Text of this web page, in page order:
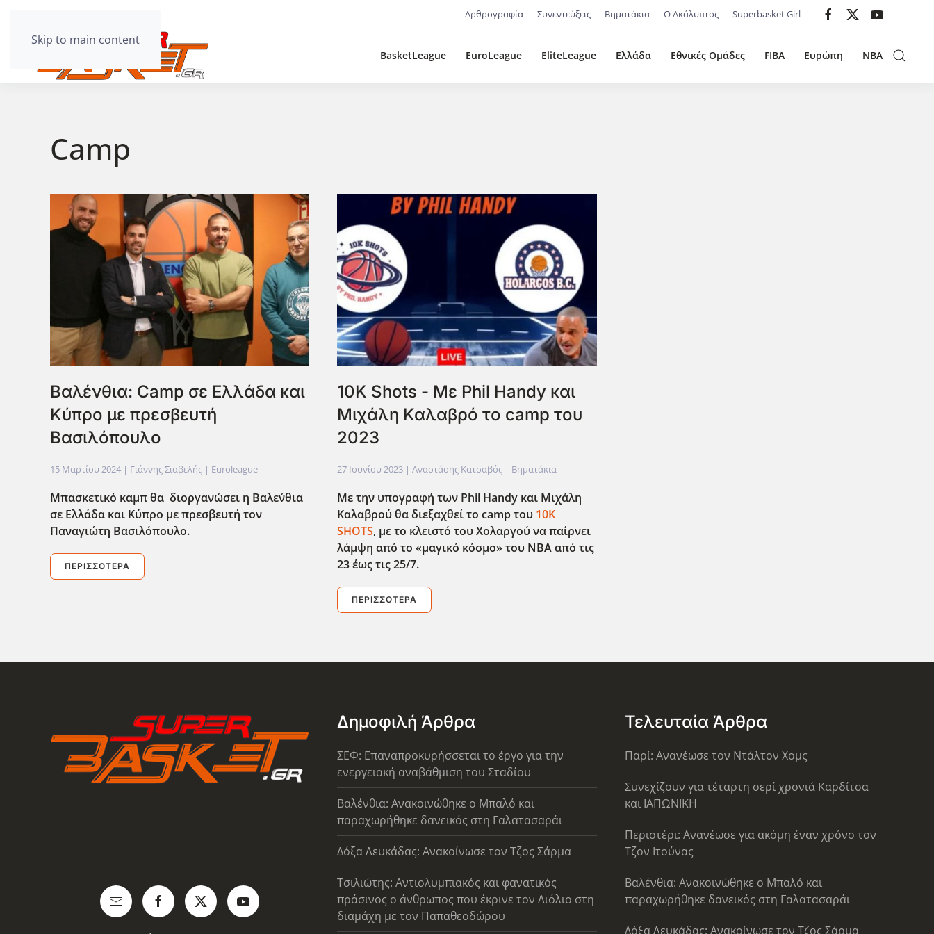
Skip to main content
Αρθρογραφία Συνεντεύξεις Βηματάκια Ο Ακάλυπτος Superbasket Girl
BasketLeague EuroLeague EliteLeague Ελλάδα Εθνικές Ομάδες FIBA Ευρώπη NBA
Camp
Βαλένθια: Camp σε Ελλάδα και
Κύπρο με πρεσβευτή
Βασιλόπουλο
15 Μαρτίου 2024 | Γιάννης Σιαβελής | Euroleague
Mπασκετικό καμπ θα διοργανώσει η Βαλε΄νθια
σε Ελλάδα και Κύπρο με πρεσβευτή τον
Παναγιώτη Βασιλόπουλο.
ΠΕΡΙΣΣΌΤΕΡΑ
10K Shots - Με Phil Handy και
Μιχάλη Καλαβρό το camp του
2023
27 Ιουνίου 2023 | Αναστάσης Κατσαβός | Βηματάκια
Με την υπογραφή των Phil Handy και Μιχάλη
Καλαβρού θα διεξαχθεί το camp του 10K
SHOTS, με το κλειστό του Χολαργού να παίρνει
λάμψη από το «μαγικό κόσμο» του NBA από τις
23 έως τις 25/7.
ΠΕΡΙΣΣΌΤΕΡΑ
Δημοφιλή Άρθρα
ΣΕΦ: Επαναπροκυρήσσεται το έργο για την
ενεργειακή αναβάθμιση του Σταδίου
Βαλένθια: Ανακοινώθηκε ο Μπαλό και
παραχωρήθηκε δανεικός στη Γαλατασαράι
Δόξα Λευκάδας: Ανακοίνωσε τον Τζος Σάρμα
Τσιλιώτης: Αντιολυμπιακός και φανατικός
πράσινος ο άνθρωπος που έκρινε τον Λιόλιο στη
διαμάχη με τον Παπαθεοδώρου
Τελευταία Άρθρα
Παρί: Ανανέωσε τον Ντάλτον Χομς
Συνεχίζουν για τέταρτη σερί χρονιά Καρδίτσα
και ΙΑΠΩΝΙΚΗ
Περιστέρι: Ανανέωσε για ακόμη έναν χρόνο τον
Τζον Ιτούνας
Βαλένθια: Ανακοινώθηκε ο Μπαλό και
παραχωρήθηκε δανεικός στη Γαλατασαράι
Δόξα Λευκάδας: Ανακοίνωσε τον Τζος Σάρμα